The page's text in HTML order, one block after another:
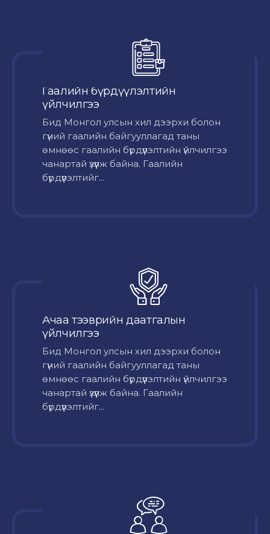
Гаалийн бүрдүүлэлтийн
үйлчилгээ
Бид Монгол улсын хил дээрхи болон
гүний гаалийн байгууллагад таны
өмнөөс гаалийн бүрдүүлэлтийн үйлчилгээ
чанартай үзүүлж байна. Гаалийн
бүрдүүлэлтийг...
Ачаа тээврийн даатгалын
үйлчилгээ
Бид Монгол улсын хил дээрхи болон
гүний гаалийн байгууллагад таны
өмнөөс гаалийн бүрдүүлэлтийн үйлчилгээ
чанартай үзүүлж байна. Гаалийн
бүрдүүлэлтийг...